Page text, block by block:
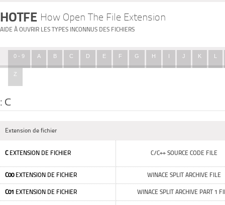
HOTFE How Open The File Extension
AIDE À OUVRIR LES TYPES INCONNUS DES FICHIERS
0 - 9 A B C D E F G H I J K L
Z
: C
Extension de fichier
CEXTENSION DE FICHIER C/C++ SOURCE CODE FILE
C00EXTENSION DE FICHIER WINACE SPLIT ARCHIVE FILE
C01 EXTENSION DE FICHIER WINACE SPLIT ARCHIVE PART 1